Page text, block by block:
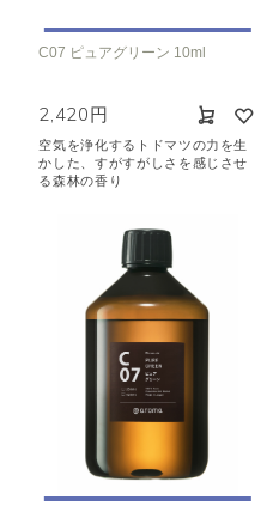
C07 ピュアグリーン 10ml
2,420円
空気を浄化するトドマツの力を生
かした、すがすがしさを感じさせ
る森林の香り